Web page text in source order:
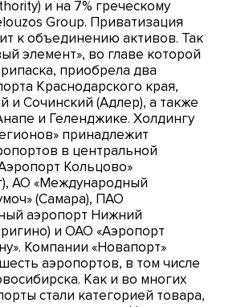
и на 7% греческому
Group. Приватизация
к объединению активов. Так
элемент», во главе которой
приобрела два
Краснодарского края,
и Сочинский (Адлер), а также
и Геленджике. Холдингу
принадлежит
в центральной
Кольцово»
АО «Международный
(Самара), ПАО
аэропорт Нижний
и ОАО «Аэропорт
Компании «Новапорт»
аэропортов, в том числе
Как и во многих
стали категорией товара,